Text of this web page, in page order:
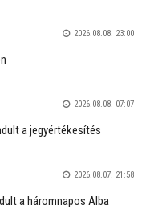
2026.08.08. 23:00
2026.08.08. 07:07
a jegyértékesítés
2026.08.07. 21:58
a háromnapos Alba